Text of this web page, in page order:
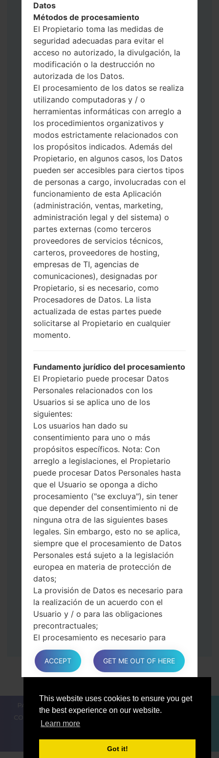
This website uses cookies to ensure you get
the best experience on our website.
Learn more
Got it!
Instrucciones
Descargue a su PC: la última versión de
Odin 3.
A continuación, extraiga el archivo de
firmware.
Debe obtener 1 (si es archivo 1, elíjalo aquí)
o 5 (si es archivo 5, selecciónelo aquí):
AP: "Sistema y Recuperación"
CP: "Módem y Radio"
CSC _ ***: "País y región y operador"
HOME_CSC _ ***: "País y regióny
operador"
Agregue todos los archivos a Odin 3.
Si desea hacer clean flash, use CSC _ *** o
use HOME_CSC _ *** para mantener sus
datos y aplicaciones.
métodos:
Presione y mantenga presionados la
tecla de Encendido, el botón de Subir
volumen y la tecla de Bixby.
Presione y mantenga presionadas las
teclas de Subir y de Bajar volumen y
luego conecte un cable USB.
Presione y mantenga presionados la
tecla de Encendido, el botón de Bajar
volumen y la tecla de Inicio.
Conecte un cable USB, luego
mantenga presionados el botón de Bixby
y la tecla de Bajar volumen.
Presione y mantenga presionados la
tecla de Encendido y el botón de Subir
volumen.
Luego, conecte su dispositivo a PC, Odin
debería detectar su teléfono y el número
de puerto COM aparecerá en la pantalla.
Especifique solo el tiempo de F.Reset y el
Reinicio Automático.
Finalmente, presione la tecla Comenzar.
Su teléfono ahora se reiniciará y se
desconectará de la PC
PARA LOS BLOGGERS
COMPARAR
CONTACTOS
Datos
Métodos de procesamiento
El Propietario toma las medidas de
seguridad adecuadas para evitar el
acceso no autorizado, la divulgación, la
modificación o la destrucción no
autorizada de los Datos.
El procesamiento de los datos se realiza
utilizando computadoras y / o
herramientas informáticas con arreglo a
los procedimientos organizativos y
modos estrictamente relacionados con
los propósitos indicados. Además del
Propietario, en algunos casos, los Datos
pueden ser accesibles para ciertos tipos
de personas a cargo, involucradas con el
funcionamiento de esta Aplicación
(administración, ventas, marketing,
administración legal y del sistema) o
partes externas (como terceros
proveedores de servicios técnicos,
carteros, proveedores de hosting,
empresas de TI, agencias de
comunicaciones), designadas por
Propietario, si es necesario, como
Procesadores de Datos. La lista
actualizada de estas partes puede
solicitarse al Propietario en cualquier
momento.
Fundamento jurídico del procesamiento
El Propietario puede procesar Datos
Personales relacionados con los
Usuarios si se aplica uno de los
siguientes:
Los usuarios han dado su
consentimiento para uno o más
propósitos específicos. Nota: Con
arreglo a legislaciones, el Propietario
puede procesar Datos Personales hasta
que el Usuario se oponga a dicho
procesamiento ("se excluya"), sin tener
que depender del consentimiento ni de
ninguna otra de las siguientes bases
legales. Sin embargo, esto no se aplica,
siempre que el procesamiento de Datos
Personales está sujeto a la legislación
europea en materia de protección de
datos;
La provisión de Datos es necesario para
la realización de un acuerdo con el
Usuario y / o para las obligaciones
precontractuales;
El procesamiento es necesario para
cumplir con una obligación legal a la que
está sujeto el Propietario;
El procesamiento se relaciona con una
el ejercicio del poder público conferido
al Propietario;
En cualquier caso, el Propietario estará
ACCEPT GET ME OUT OF HERE